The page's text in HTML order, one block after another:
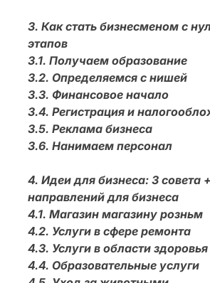
3. Как стать бизнесменом с
этапов
3.1. Получаем образование
3.2. Определяемся с нишей
3.3. Финансовое начало
3.4. Регистрация и
3.5. Реклама бизнеса
3.6. Нанимаем персонал
4. Идеи для бизнеса: 3 совета
направлений для бизнеса
4.1. Магазин магазину розньм
4.2. Услуги в сфере ремонта
4.3. Услуги в области
4.4. Образовательные услуги